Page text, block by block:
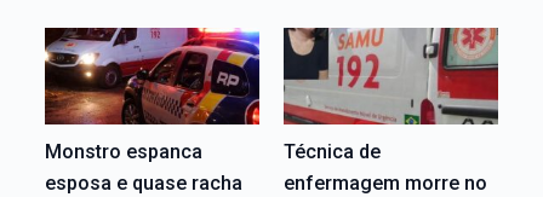
Monstro espanca
esposa e quase racha
Técnica de
enfermagem morre no